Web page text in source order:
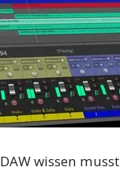
wissen musst